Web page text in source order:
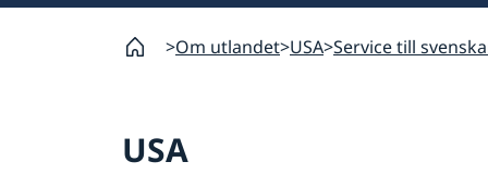
Om utlandet USA Service till
USA